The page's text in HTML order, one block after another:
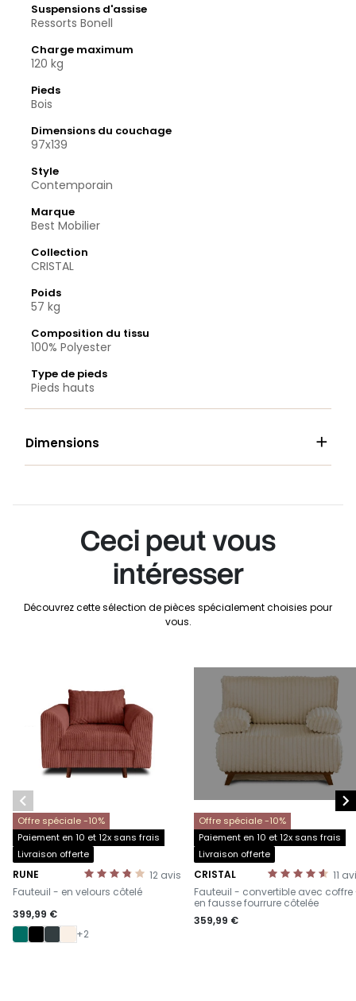
Suspensions d'assise
Ressorts Bonell
Charge maximum
120 kg
Pieds
Bois
Dimensions du couchage
97x139
Style
Contemporain
Marque
Best Mobilier
Collection
CRISTAL
Poids
57 kg
Composition du tissu
100% Polyester
Type de pieds
Pieds hauts
Dimensions 
Ceci peut vous
intéresser
Découvrez cette sélection de pièces spécialement choisies pour
vous.
Offre spéciale -10%
Paiement en 10 et 12x sans frais
Livraison offerte
12 avis
RUNE
-
Fauteuil - en velours côtelé
399,99 €
+2
Offre spéciale -10%
Paiement en 10 et 12x sans frais
Livraison offerte
11
CRISTAL
-
Fauteuil - convertible avec
en fausse fourrure côtelée
359,99 €
 